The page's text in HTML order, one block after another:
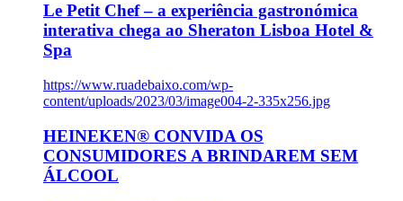
Le Petit Chef – a experiência gastronómica
interativa chega ao Sheraton Lisboa Hotel &
Spa
https://www.ruadebaixo.com/wp-
content/uploads/2023/03/image004-2-335x256.jpg
HEINEKEN® CONVIDA OS
CONSUMIDORES A BRINDAREM SEM
ÁLCOOL